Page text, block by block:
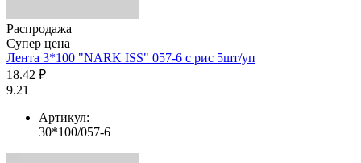
Распродажа
Супер цена
Лента 3*100 "NARK ISS" 057-6 с рис 5шт/уп
18.42 ₽
9.21
Артикул:
30*100/057-6